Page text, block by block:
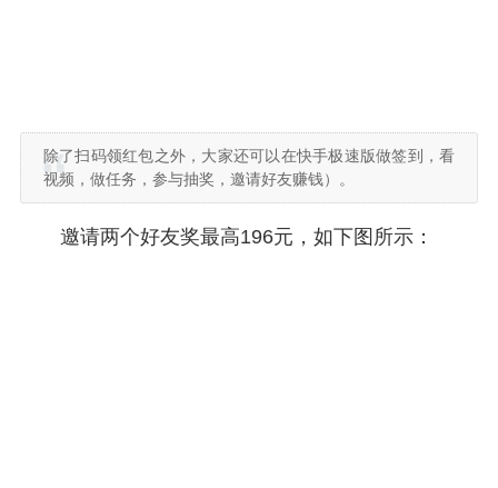
除了扫码领红包之外，大家还可以在快手极速版做签到，看
视频，做任务，参与抽奖，邀请好友赚钱）。
邀请两个好友奖最高196元，如下图所示：